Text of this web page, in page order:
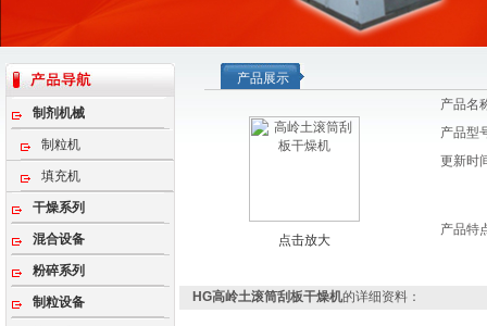
制剂机械
制粒机
填充机
干燥系列
混合设备
粉碎系列
制粒设备
产品展示
点击放大
产品名
产品型
更新时
产品特
HG高岭土滚筒刮板干燥机的详细资料：